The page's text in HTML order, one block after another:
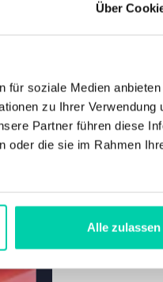
Über
für soziale Medien
zu Ihrer Verwendung
Partner führen diese
oder die sie im Rahmen
Alle zulassen